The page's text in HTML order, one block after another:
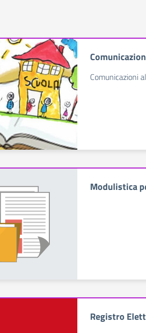
Comunicazioni
Modulistica
Registro